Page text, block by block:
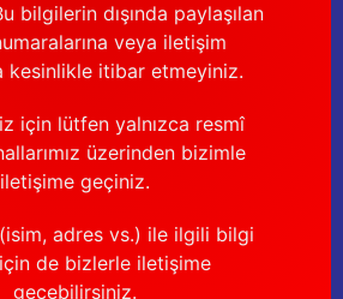
bilgilerin dışında paylaşılan
veya iletişim
kesinlikle itibar etmeyiniz.
için lütfen yalnızca resmî
üzerinden bizimle
iletişime geçiniz.
adres vs.) ile ilgili bilgi
de bizlerle iletişime
geçebilirsiniz.